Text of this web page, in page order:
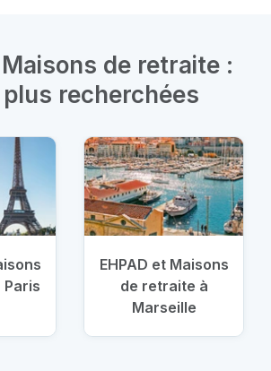
Maisons de retraite :
recherchées
EHPAD et Maisons
de retraite à
Marseille